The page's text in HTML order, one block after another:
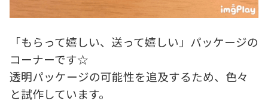
「もらって嬉しい、送って嬉しい」パッケージの
コーナーです☆
透明パッケージの可能性を追及するため、色々
と試作しています。